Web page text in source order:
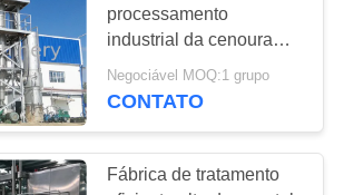
de
de
processamento
industrial da cenoura
20T/H do SUS 304
Negociável MOQ:1 grupo
CONTATO
Fábrica de tratamento